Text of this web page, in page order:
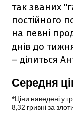
так званих
постійного
на певні
днів до
– ділиться